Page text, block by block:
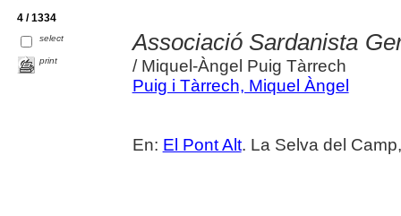
4 / 1334
select
print
Associació Sardanista
/ Miquel-Àngel Puig Tàrrech
Puig i Tàrrech, Miquel Àngel
En: El Pont Alt. La Selva del